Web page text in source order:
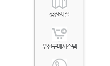
생산시설
우선구매시스템